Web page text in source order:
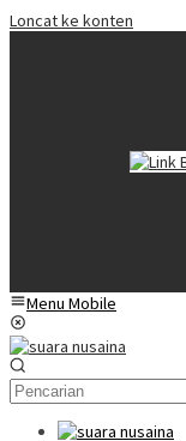
Loncat ke konten
Menu Mobile